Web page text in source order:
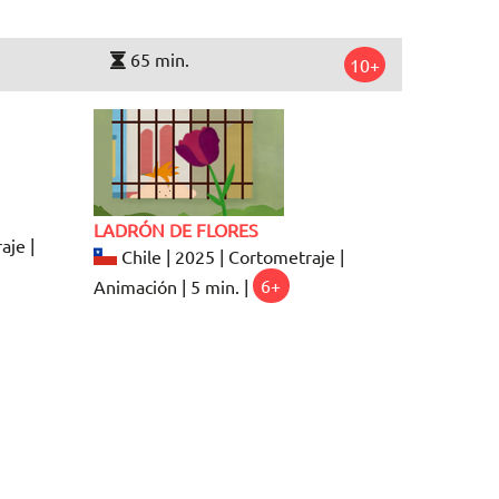
65 min. 10+
|
LADRÓN DE FLORES
Chile | 2025 | Cortometraje |
Animación | 5 min. |
6+